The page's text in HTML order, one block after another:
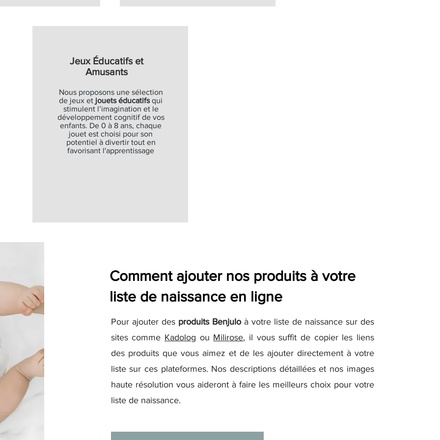
Jeux Éducatifs et
Amusants
Nous proposons une sélection
de jeux et jouets éducatifsqui
stimulent l’imagination et le
développement cognitif de vos
enfants. De 0 à 8 ans, chaque
jouet est choisi pour son
potentiel à divertir tout en
favorisant l'apprentissage
Comment ajouter nos produits à votre
liste de naissance en ligne
Pour ajouter des produits Benjuloà votre liste de naissance sur des
sites comme Kadolog ou Milirose, il vous suffit de copier les liens
des produits que vous aimez et de les ajouter directement à votre
liste sur ces plateformes. Nos descriptions détaillées et nos images
haute résolution vous aideront à faire les meilleurs choix pour votre
liste de naissance.